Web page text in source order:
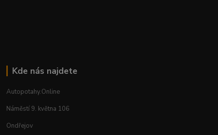
Kde nás najdete
Autopotahy.Online
Náměstí 9. května 106
Ondřejov